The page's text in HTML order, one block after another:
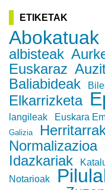
ETIKETAK
Abokatuak
albisteak
Euskaraz
Baliabideak
Elkarrizketa
langileak
Euskara
Galizia
Normalizazioa
Idazkariak
Notarioak